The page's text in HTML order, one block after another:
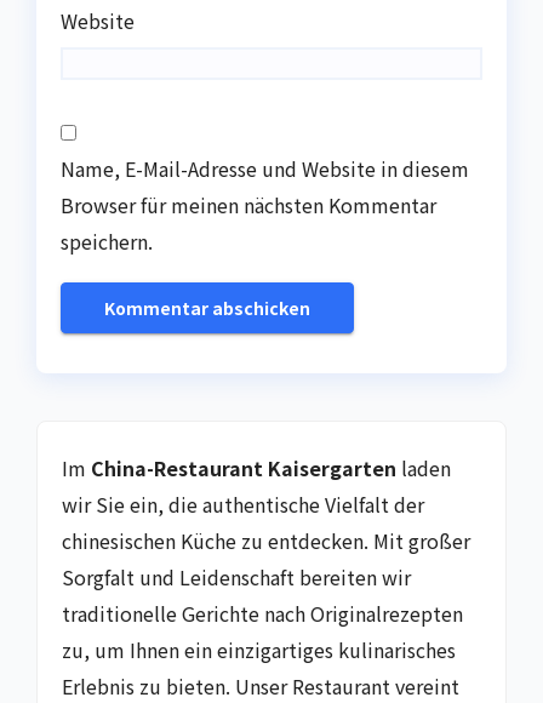
Website
Name, E-Mail-Adresse und Website in diesem
Browser für meinen nächsten Kommentar
speichern.
Im China-Restaurant Kaisergarten laden
wir Sie ein, die authentische Vielfalt der
chinesischen Küche zu entdecken. Mit großer
Sorgfalt und Leidenschaft bereiten wir
traditionelle Gerichte nach Originalrezepten
zu, um Ihnen ein einzigartiges kulinarisches
Erlebnis zu bieten. Unser Restaurant vereint